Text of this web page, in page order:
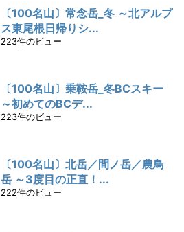
〔100名山〕常念岳_冬 ～北アルプ
ス東尾根日帰りシ...
223件のビュー
〔100名山〕乗鞍岳_冬BCスキー
～初めてのBCデ...
223件のビュー
〔100名山〕北岳／間ノ岳／農鳥
岳 ～3度目の正直！...
222件のビュー